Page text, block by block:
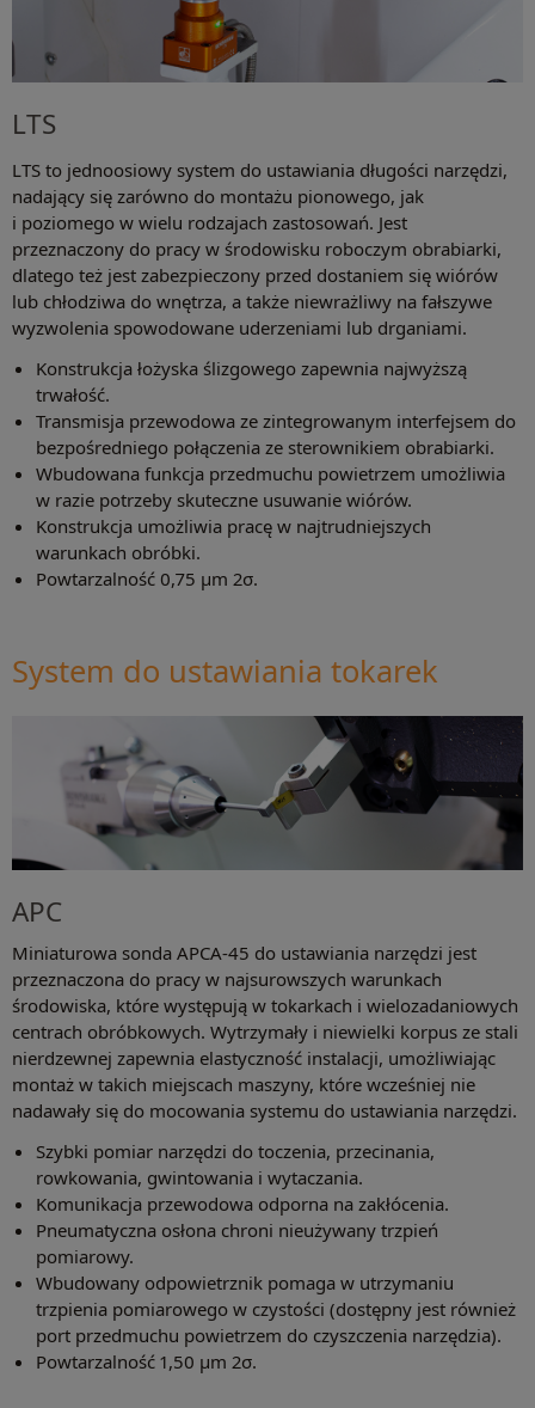
LTS
LTS to jednoosiowy system do ustawiania długości narzędzi,
nadający się zarówno do montażu pionowego, jak
i poziomego w wielu rodzajach zastosowań. Jest
przeznaczony do pracy w środowisku roboczym obrabiarki,
dlatego też jest zabezpieczony przed dostaniem się wiórów
lub chłodziwa do wnętrza, a także niewrażliwy na fałszywe
wyzwolenia spowodowane uderzeniami lub drganiami.
Konstrukcja łożyska ślizgowego zapewnia najwyższą
trwałość.
Transmisja przewodowa ze zintegrowanym interfejsem do
bezpośredniego połączenia ze sterownikiem obrabiarki.
Wbudowana funkcja przedmuchu powietrzem umożliwia
w razie potrzeby skuteczne usuwanie wiórów.
Konstrukcja umożliwia pracę w najtrudniejszych
warunkach obróbki.
Powtarzalność 0,75 μm 2σ.
System do ustawiania tokarek
APC
Miniaturowa sonda APCA-45 do ustawiania narzędzi jest
przeznaczona do pracy w najsurowszych warunkach
środowiska, które występują w tokarkach i wielozadaniowych
centrach obróbkowych. Wytrzymały i niewielki korpus ze stali
nierdzewnej zapewnia elastyczność instalacji, umożliwiając
montaż w takich miejscach maszyny, które wcześniej nie
nadawały się do mocowania systemu do ustawiania narzędzi.
Szybki pomiar narzędzi do toczenia, przecinania,
rowkowania, gwintowania i wytaczania.
Komunikacja przewodowa odporna na zakłócenia.
Pneumatyczna osłona chroni nieużywany trzpień
pomiarowy.
Wbudowany odpowietrznik pomaga w utrzymaniu
trzpienia pomiarowego w czystości (dostępny jest również
port przedmuchu powietrzem do czyszczenia narzędzia).
Powtarzalność 1,50 μm 2σ.